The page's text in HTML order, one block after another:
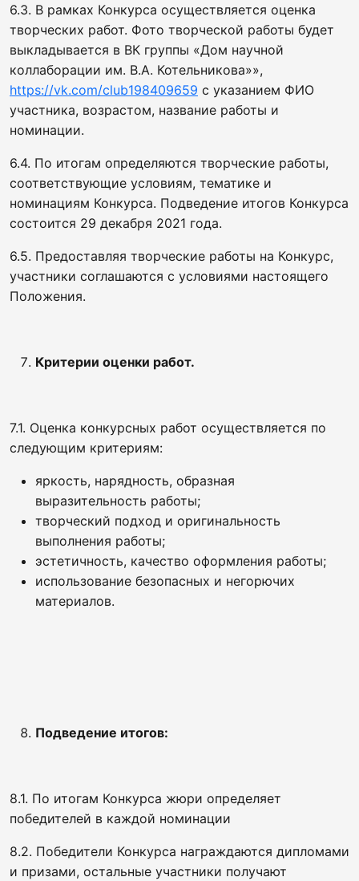
6.3. В рамках Конкурса осуществляется оценка
творческих работ. Фото творческой работы будет
выкладывается в ВК группы «Дом научной
коллаборации им. В.А. Котельникова»»,
https://vk.com/club198409659 с указанием ФИО
участника, возрастом, название работы и
номинации.
6.4. По итогам определяются творческие работы,
соответствующие условиям, тематике и
номинациям Конкурса. Подведение итогов Конкурса
состоится 29 декабря 2021 года.
6.5. Предоставляя творческие работы на Конкурс,
участники соглашаются с условиями настоящего
Положения.
Критерии оценки работ.
7.1. Оценка конкурсных работ осуществляется по
следующим критериям:
яркость, нарядность, образная
выразительность работы;
творческий подход и оригинальность
выполнения работы;
эстетичность, качество оформления работы;
использование безопасных и негорючих
материалов.
Подведение итогов:
8.1. По итогам Конкурса жюри определяет
победителей в каждой номинации
8.2. Победители Конкурса награждаются дипломами
и призами, остальные участники получают